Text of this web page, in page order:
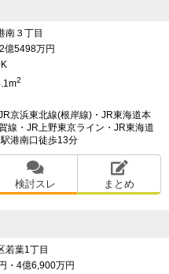
南３丁目
億5498万円
2
京浜東北線(根岸線)・JR東海道本
線・JR上野東京ライン・JR東海道
港南口徒歩13分
検討スレ まとめ
若葉1丁目
・4億6,900万円